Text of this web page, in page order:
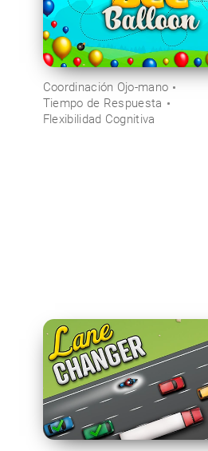
Coordinación Ojo-mano
Tiempo de Respuesta
Flexibilidad Cognitiva